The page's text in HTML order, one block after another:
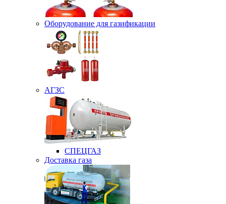
Оборудование для газификации
АГЗС
СПЕЦГАЗ
Доставка газа